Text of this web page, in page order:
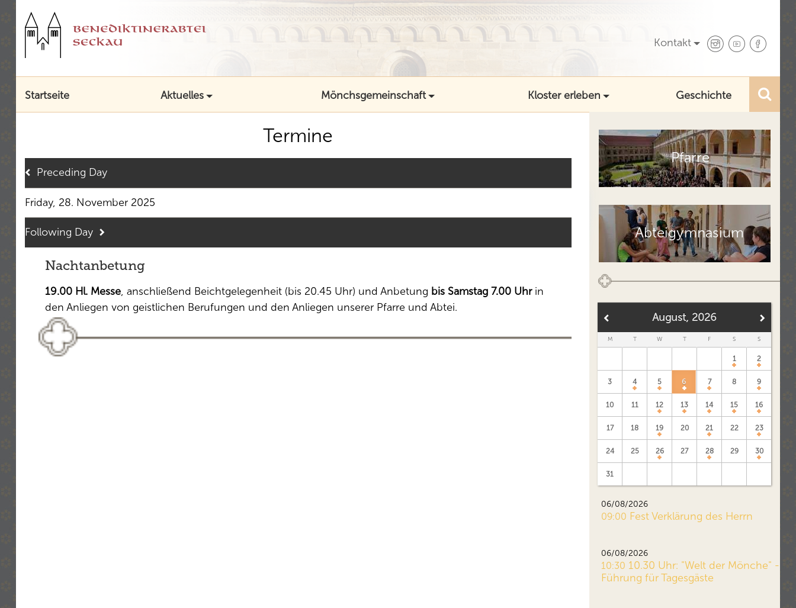
Kontakt
Startseite Aktuelles Mönchsgemeinschaft Kloster erleben Geschichte
Termine
Preceding Day
Friday, 28. November 2025
Following Day
Nachtanbetung
19.00 Hl. Messe, anschließend Beichtgelegenheit (bis 20.45 Uhr) und Anbetung bis Samstag 7.00 Uhrin
den Anliegen von geistlichen Berufungen und den Anliegen unserer Pfarre und Abtei.
Pfarre
Abteigymnasium
August, 2026
M T W T F S S
1 2
3 4 5 6 7 8 9
10 11 12 13 14 15 16
17 18 19 20 21 22 23
24 25 26 27 28 29 30
31
06/08/2026
09:00 Fest Verklärung des Herrn
06/08/2026
10:30 10.30 Uhr: "Welt der Mönche" -
Führung für Tagesgäste